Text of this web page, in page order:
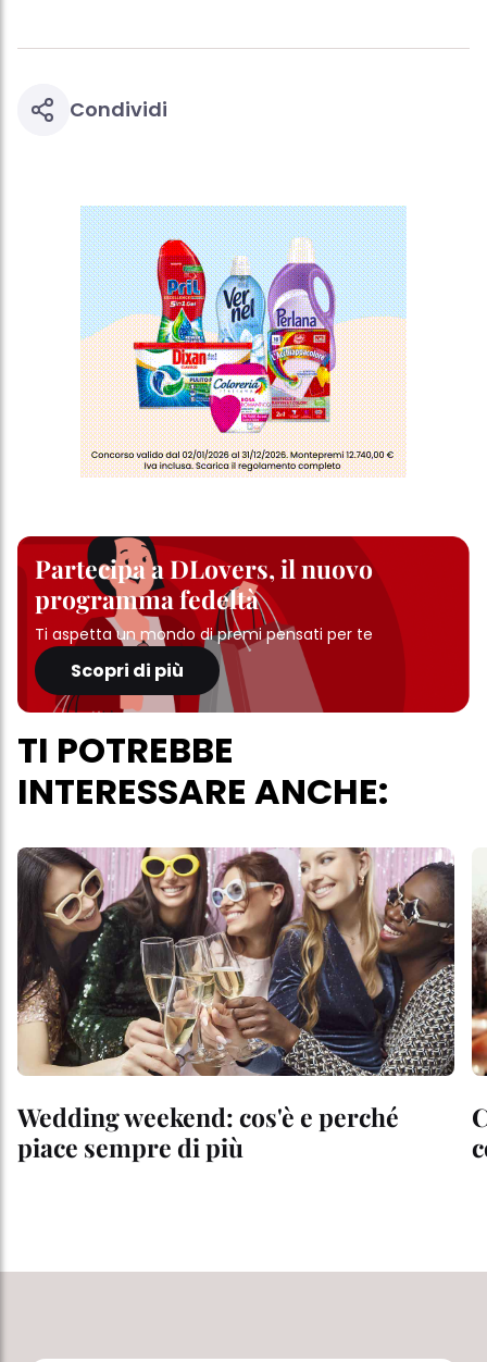
Condividi
Partecipa a DLovers, il nuovo
programma fedeltà
Ti aspetta un mondo di premi pensati per te
Scopri di più
TI POTREBBE
INTERESSARE ANCHE:
Wedding weekend: cos'è e perché
piace sempre di più